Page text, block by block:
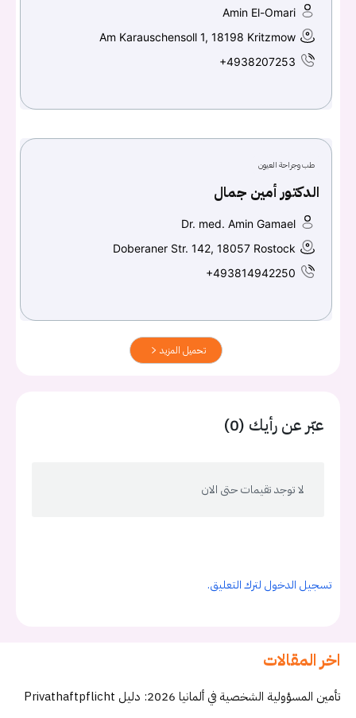
Amin El-Omari
Am Karauschensoll 1, 18198 Kritzmow
+4938207253
طب وجراحة العيون
الدكتور أمين جمال
Dr. med. Amin Gamael
Doberaner Str. 142, 18057 Rostock
+493814942250
تحميل المزيد
عبّر عن رأيك (0)
لا توجد تقيمات حتى الان
تسجيل الدخول لترك التعليق.
اخر المقالات
تأمين المسؤولية الشخصية في ألمانيا 2026: دليل Privathaftpflicht